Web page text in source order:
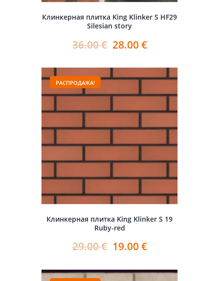
Клинкерная плитка King Klinker S HF29
Silesian story
36.00€ 28.00 €
РАСПРОДАЖА!
Клинкерная плитка King Klinker S 19
Ruby-red
29.00€ 19.00 €